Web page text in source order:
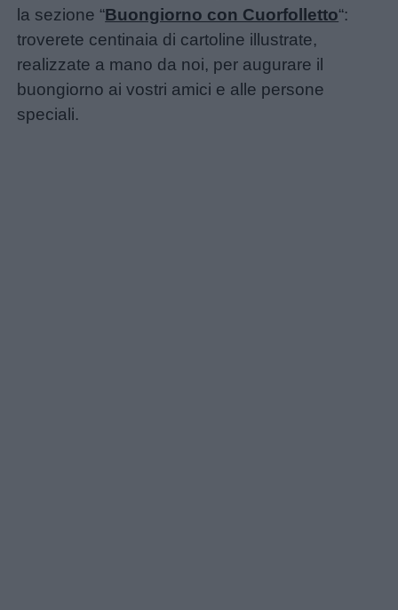
la sezione “Buongiorno con Cuorfolletto“:
troverete centinaia di cartoline illustrate,
realizzate a mano da noi, per augurare il
buongiorno ai vostri amici e alle persone
speciali.